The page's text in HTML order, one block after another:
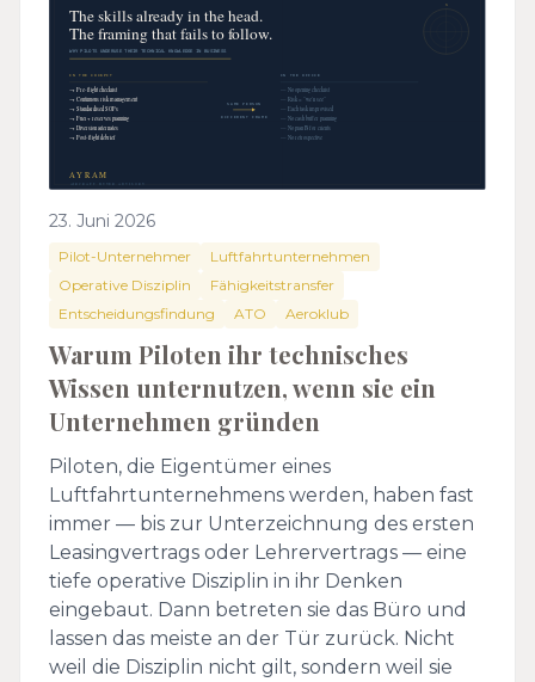
23. Juni 2026
Pilot-Unternehmer
Luftfahrtunternehmen
Operative Disziplin
Fähigkeitstransfer
Entscheidungsfindung
ATO Aeroklub
Warum Piloten ihr technisches
Wissen unternutzen, wenn sie ein
Unternehmen gründen
Piloten, die Eigentümer eines
Luftfahrtunternehmens werden, haben fast
immer — bis zur Unterzeichnung des ersten
Leasingvertrags oder Lehrervertrags — eine
tiefe operative Disziplin in ihr Denken
eingebaut. Dann betreten sie das Büro und
lassen das meiste an der Tür zurück. Nicht
weil die Disziplin nicht gilt, sondern weil sie